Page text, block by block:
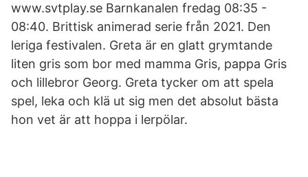
www.svtplay.se Barnkanalen fredag 08:35 -
08:40. Brittisk animerad serie från 2021. Den
leriga festivalen. Greta är en glatt grymtande
liten gris som bor med mamma Gris, pappa Gris
och lillebror Georg. Greta tycker om att spela
spel, leka och klä ut sig men det absolut bästa
hon vet är att hoppa i lerpölar.